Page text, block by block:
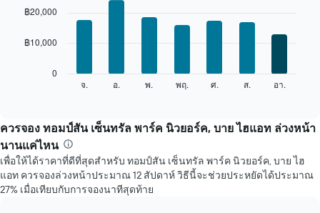
แผนภูมิ
แกน
มี
แกน
Y
1
แกน
chart
with
bars.
แผนภูมิ
แสดง
ราคา
เฉลี่ย
ของ
ห้อง
พัก
graphic.
จ. อ. พ. พฤ. ศ. ส. อา.
0
฿10,000
฿20,000
ควรจอง ทอมป์สัน เซ็นทรัล พาร์ค นิวยอร์ค, บาย ไฮแอท ล่วงหน้า
นานแค่ไหน
เพื่อให้ได้ราคาที่ดีที่สุดสำหรับ ทอมป์สัน เซ็นทรัล พาร์ค นิวยอร์ค, บาย ไฮ
แอท ควรจองล่วงหน้าประมาณ 12 สัปดาห์ วิธีนี้จะช่วยประหยัดได้ประมาณ
27% เมื่อเทียบกับการจองนาทีสุดท้าย